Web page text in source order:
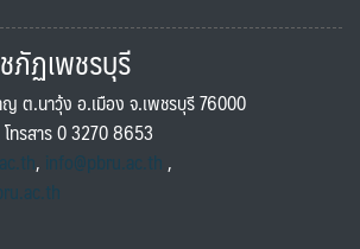
ภัฏเพชรบุรี
ต.นาวุ้ง อ.เมือง จ.เพชรบุรี 76000
ทรสาร 0 3270 8653
, info@pbru.ac.th,